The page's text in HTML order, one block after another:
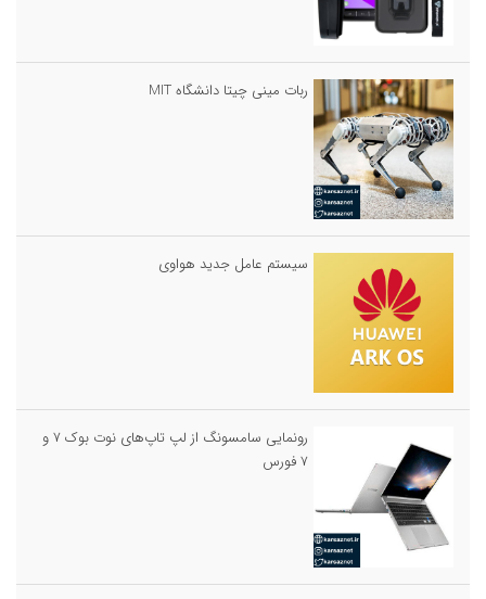
ربات مینی چیتا دانشگاه MIT
سیستم عامل جدید هواوی
رونمایی سامسونگ از لپ تاپ‌های نوت بوک ۷ و
۷ فورس